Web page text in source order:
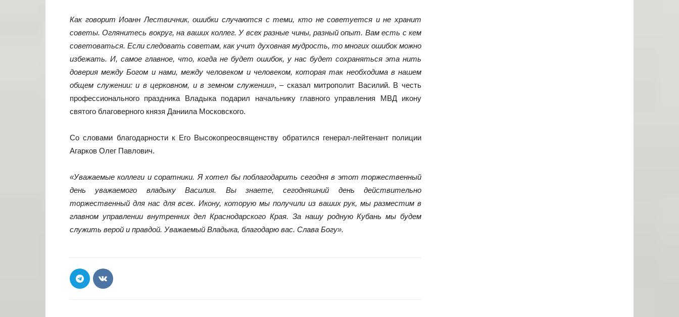
Как говорит Иоанн Лествичник, ошибки случаются с теми, кто не советуется и не хранит
советы. Оглянитесь вокруг, на ваших коллег. У всех разные чины, разный опыт. Вам есть с кем
советоваться. Если следовать советам, как учит духовная мудрость, то многих ошибок можно
избежать. И, самое главное, что, когда не будет ошибок, у нас будет сохраняться эта нить
доверия между Богом и нами, между человеком и человеком, которая так необходима в нашем
общем служении: и в церковном, и в земном служении», – сказал митрополит Василий. В честь
профессионального праздника Владыка подарил начальнику главного управления МВД икону
святого благоверного князя Даниила Московского.
Со словами благодарности к Его Высокопреосвященству обратился генерал-лейтенант полиции
Агарков Олег Павлович.
«Уважаемые коллеги и соратники. Я хотел бы поблагодарить сегодня в этот торжественный
день уважаемого владыку Василия. Вы знаете, сегодняшний день действительно
торжественный для нас для всех. Икону, которую мы получили из ваших рук, мы разместим в
главном управлении внутренних дел Краснодарского Края. За нашу родную Кубань мы будем
служить верой и правдой. Уважаемый Владыка, благодарю вас. Слава Богу».